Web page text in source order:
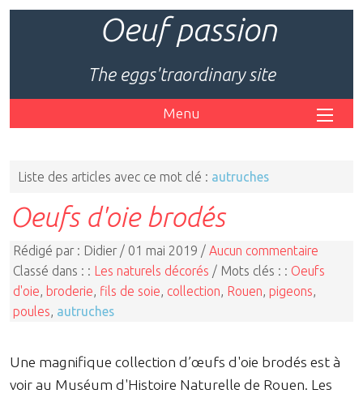
Oeuf passion
The eggs'traordinary site
Menu
Liste des articles avec ce mot clé : autruches
Oeufs d'oie brodés
Rédigé par : Didier / 01 mai 2019 / Aucun commentaire
Classé dans : : Les naturels décorés / Mots clés : : Oeufs
d'oie
broderie fils de soie collection Rouen pigeons
poules autruches
Une magnifique collection d’œufs d'oie brodés est à
voir au Muséum d'Histoire Naturelle de Rouen. Les